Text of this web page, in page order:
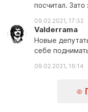
посчитал.
09.02.2021, 17:32
Valderrama
Новые
себе
09.02.2021, 16:14